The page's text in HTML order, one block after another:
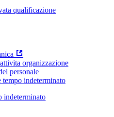
qualificazione
organizzazione
personale
tempo indeterminato
indeterminato